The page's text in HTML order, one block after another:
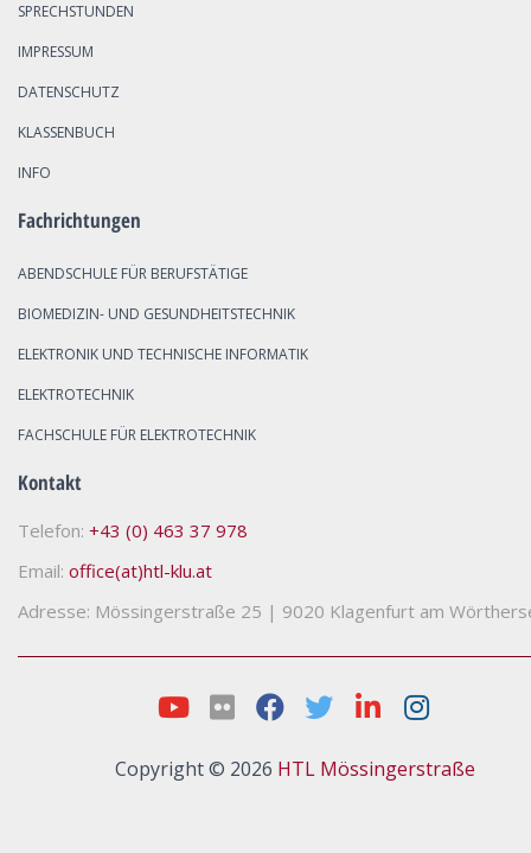
SPRECHSTUNDEN
IMPRESSUM
DATENSCHUTZ
KLASSENBUCH
INFO
Fachrichtungen
ABENDSCHULE FÜR BERUFSTÄTIGE
BIOMEDIZIN- UND GESUNDHEITSTECHNIK
ELEKTRONIK UND TECHNISCHE INFORMATIK
ELEKTROTECHNIK
FACHSCHULE FÜR ELEKTROTECHNIK
Kontakt
Telefon: +43 (0) 463 37 978
Email: office(at)htl-klu.at
Adresse: Mössingerstraße 25 | 9020 Klagenfurt am
Copyright © 2026 HTL Mössingerstraße